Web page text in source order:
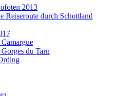
2013
Reiseroute durch Schottland
du Tarn